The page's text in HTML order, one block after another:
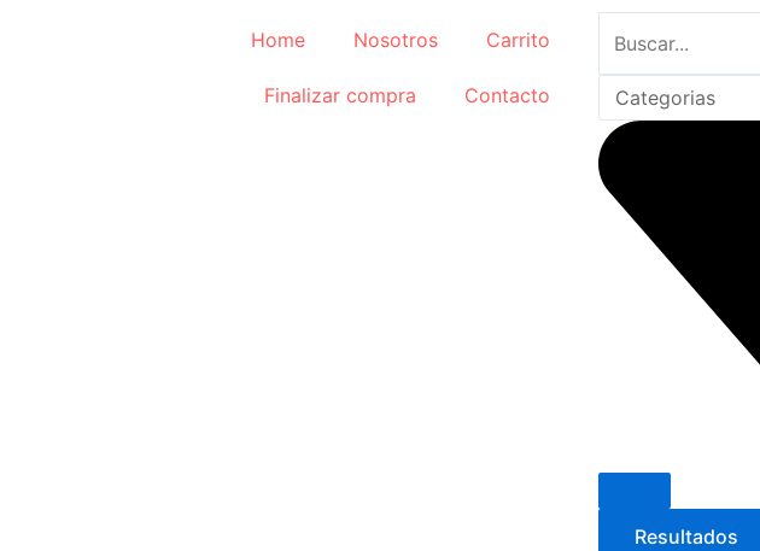
Home Nosotros Carrito
Finalizar compra Contacto
Resultados